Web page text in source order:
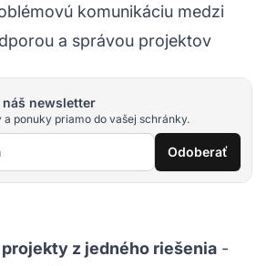
komunikáciu medzi
a správou projektov
newsletter
a ponuky priamo do vašej schránky.
Odoberať
z jedného riešenia -